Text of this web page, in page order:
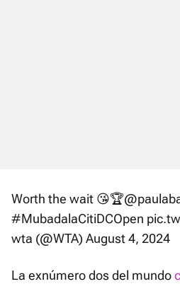
Worth the wait 😘🏆
#MubadalaCitiDCOpen
wta (@WTA) August 4, 2024
La exnúmero dos del mundo